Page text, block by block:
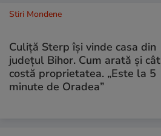
Stiri Mondene
Culiță Sterp își vinde casa din
județul Bihor. Cum arată și cât
costă proprietatea. „Este la 5
minute de Oradea”